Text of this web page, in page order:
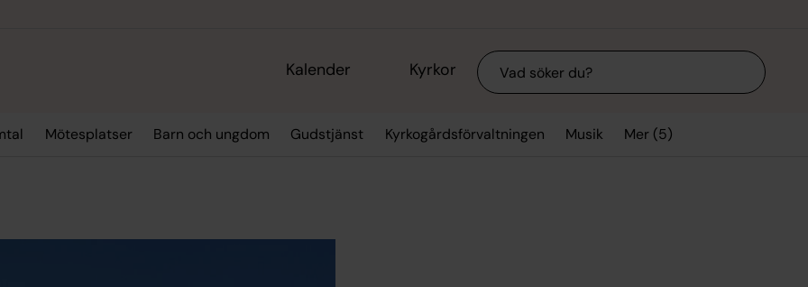
Kalender Kyrkor Sök
Mötesplatser Barn och ungdom Gudstjänst Kyrkogårdsförvaltningen Musik Mer (5)